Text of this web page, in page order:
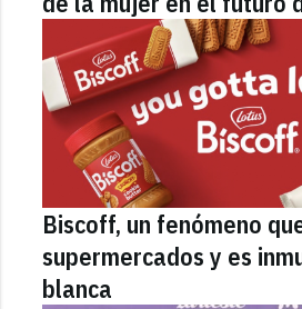
Biscoff, un fenómeno
supermercados y es
blanca